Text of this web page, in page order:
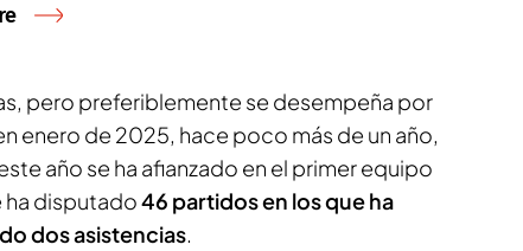
pero preferiblemente se desempeña por
enero de 2025, hace poco más de un año,
año se ha afianzado en el primer equipo
ha disputado46 partidos en los que ha
dos asistencias.